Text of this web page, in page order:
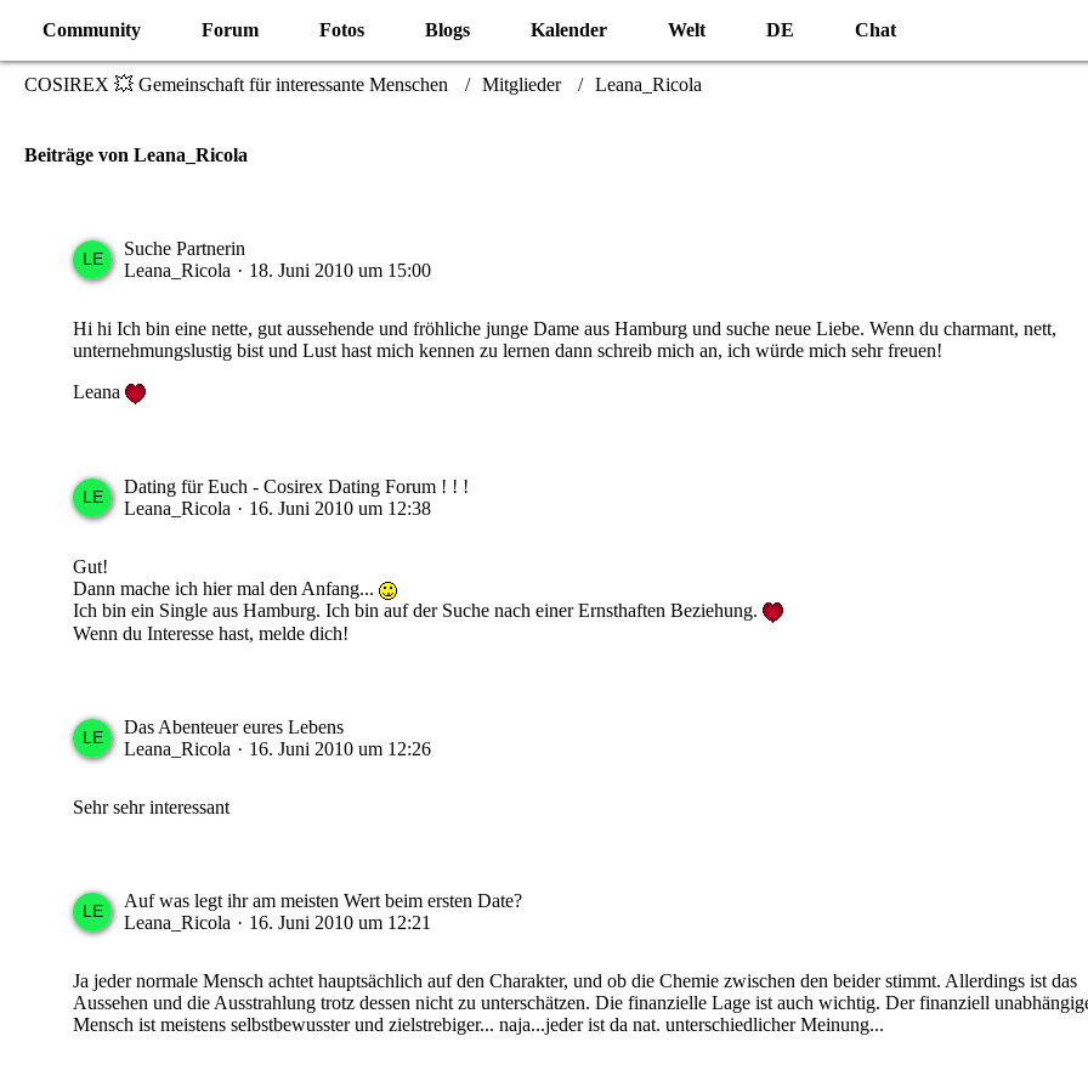
Community Forum Fotos Blogs Kalender Welt DE Chat
COSIREX 💥 Gemeinschaft für interessante Menschen Mitglieder Leana_Ricola
Beiträge von Leana_Ricola
Suche Partnerin
Leana_Ricola
18. Juni 2010 um 15:00
Hi hi Ich bin eine nette, gut aussehende und fröhliche junge Dame aus Hamburg und suche neue Liebe. Wenn du charmant, nett,
unternehmungslustig bist und Lust hast mich kennen zu lernen dann schreib mich an, ich würde mich sehr freuen!
Leana
Dating für Euch - Cosirex Dating Forum ! ! !
Leana_Ricola
16. Juni 2010 um 12:38
Gut!
Dann mache ich hier mal den Anfang...
Ich bin ein Single aus Hamburg. Ich bin auf der Suche nach einer Ernsthaften Beziehung.
Wenn du Interesse hast, melde dich!
Das Abenteuer eures Lebens
Leana_Ricola
16. Juni 2010 um 12:26
Sehr sehr interessant
Auf was legt ihr am meisten Wert beim ersten Date?
Leana_Ricola
16. Juni 2010 um 12:21
Ja jeder normale Mensch achtet hauptsächlich auf den Charakter, und ob die Chemie zwischen den beider stimmt. Allerdings ist das
Aussehen und die Ausstrahlung trotz dessen nicht zu unterschätzen. Die finanzielle Lage ist auch wichtig. Der finanziell
Mensch ist meistens selbstbewusster und zielstrebiger... naja...jeder ist da nat. unterschiedlicher Meinung...